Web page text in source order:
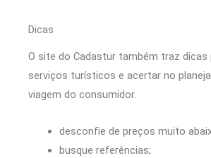
Dicas
O site do Cadastur também traz
serviços turísticos e acertar no
viagem do consumidor.
desconfie de preços muito
busque referências;